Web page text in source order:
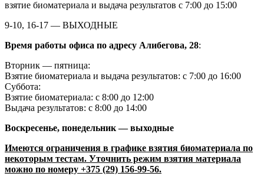
взятие биоматериала и выдача результатов с 7:00 до 15:00
9-10, 16-17 — ВЫХОДНЫЕ
Время работы офиса по адресу Алибегова, 28:
Вторник — пятница:
Взятие биоматериала и выдача результатов: с 7:00 до 16:00
Суббота:
Взятие биоматериала: с 8:00 до 12:00
Выдача результатов: с 8:00 до 14:00
Воскресенье, понедельник — выходные
Имеются ограничения в графике взятия биоматериала по
некоторым тестам. Уточнить режим взятия материала
можно по номеру +375 (29) 156-99-56.